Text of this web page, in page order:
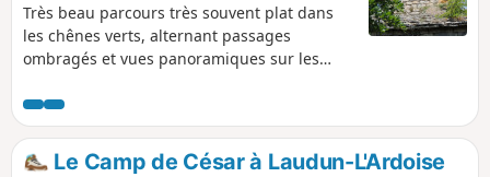
Très beau parcours très souvent plat dans
les chênes verts, alternant passages
ombragés et vues panoramiques sur les
Camp de César agrémentera la fin du
parcours d'une touche historique.
Le Camp de César à Laudun-L'Ardoise